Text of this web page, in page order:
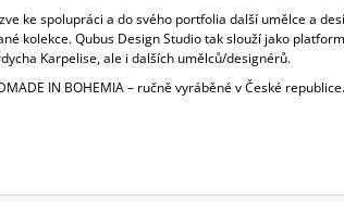
ke spolupráci a do svého portfolia další umělce a
kolekce. Qubus Design Studio tak slouží jako
Karpelise, ale i dalších umělců/designérů.
IN BOHEMIA – ručně vyráběné v České republice.